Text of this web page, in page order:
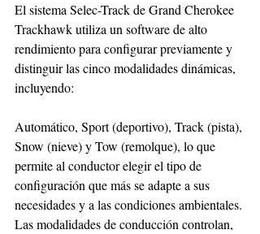
El sistema Selec-Track de Grand Cherokee
Trackhawk utiliza un software de alto
rendimiento para configurar previamente y
distinguir las cinco modalidades dinámicas,
incluyendo:
Automático, Sport (deportivo), Track (pista),
Snow (nieve) y Tow (remolque), lo que
permite al conductor elegir el tipo de
configuración que más se adapte a sus
necesidades y a las condiciones ambientales.
Las modalidades de conducción controlan,